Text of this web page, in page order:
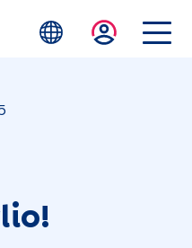
to main content